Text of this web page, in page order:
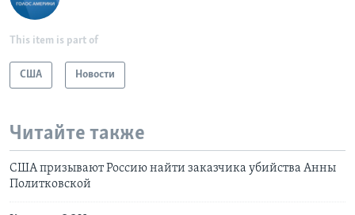
This item is part of
США Новости
Читайте также
США призывают Россию найти заказчика убийства Анны
Политковской